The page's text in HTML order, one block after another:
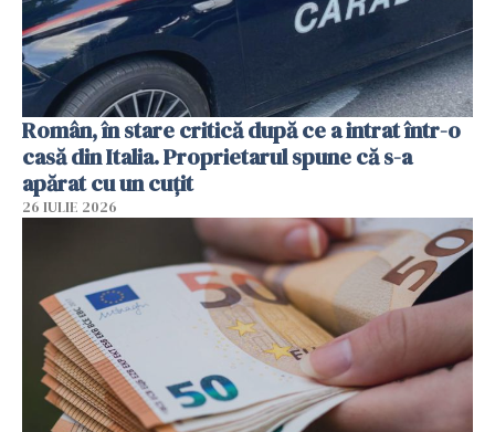
Român, în stare critică după ce a intrat într-o
casă din Italia. Proprietarul spune că s-a
apărat cu un cuțit
26 IULIE 2026